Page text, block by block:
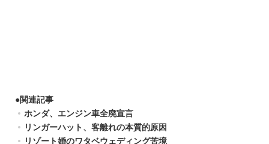
●関連記事
ホンダ、エンジン車全廃宣言
リンガーハット、客離れの本質的原因
リゾート婚のワタベウェディング苦境